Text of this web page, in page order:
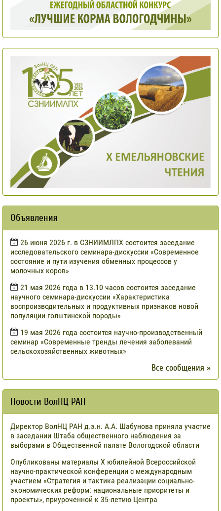
Объявления
​26 июня 2026 г. в СЗНИИМЛПХ состоится заседание
исследовательского семинара-дискуссии «Современное
состояние и пути изучения обменных процессов у
молочных коров»
21 мая 2026 года в 13.10 часов состоится заседание
научного семинара-дискуссии «Характеристика
воспроизводительных и продуктивных признаков новой
популяции голштинской породы»
19 мая 2026 года состоится научно-производственный
семинар «Современные тренды лечения заболеваний
сельскохозяйственных животных»
Все сообщения »
Новости ВолНЦ РАН
Директор ВолНЦ РАН д.э.н. А.А. Шабунова приняла участие
в заседании Штаба общественного наблюдения за
выборами в Общественной палате Вологодской области
Опубликованы материалы X юбилейной Всероссийской
научно-практической конференции с международным
участием «Стратегия и тактика реализации социально-
экономических реформ: национальные приоритеты и
проекты», приуроченной к 35-летию Центра